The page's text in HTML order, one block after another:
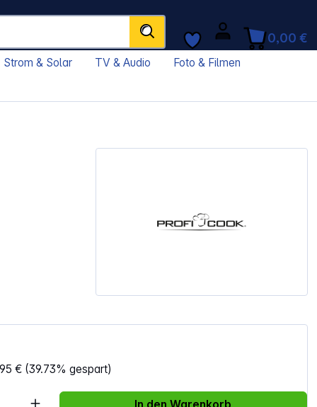
0,00 €
Strom & Solar TV & Audio Foto & Filmen
€ (39.73% gespart)
Gib den gewünschten Wert ein